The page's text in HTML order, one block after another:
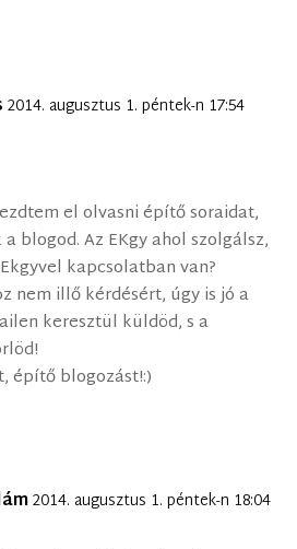
2014. augusztus 1. péntek-n 17:54
el olvasni építő soraidat,
blogod. Az EKgy ahol szolgálsz,
kapcsolatban van?
nem illő kérdésért, úgy is jó a
keresztül küldöd, s a
építő blogozást!:)
2014. augusztus 1. péntek-n 18:04